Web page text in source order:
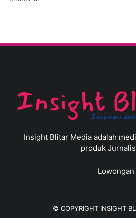
Insight Blitar Media adalah
produk
Lowongan
© COPYRIGHT INSIGHT